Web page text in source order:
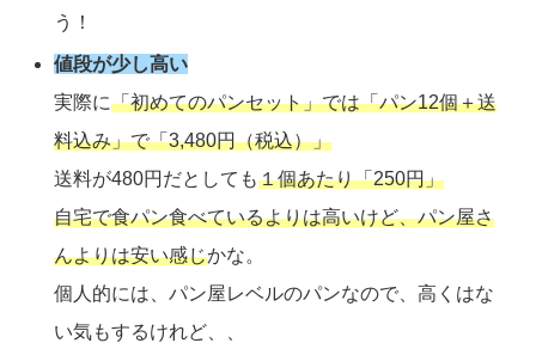
う！
値段が少し高い
実際に「初めてのパンセット」では「パン12個＋送
料込み」で「3,480円（税込）」
送料が480円だとしても１個あたり「250円」
自宅で食パン食べているよりは高いけど、パン屋さ
んよりは安い感じかな。
個人的には、パン屋レベルのパンなので、高くはな
い気もするけれど、、